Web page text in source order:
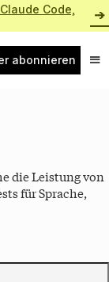
Code,
abonnieren
die Leistung von
für Sprache,